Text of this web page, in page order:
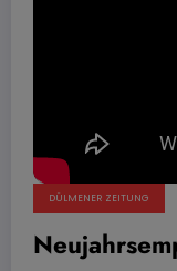
DÜLMENER ZEITUNG